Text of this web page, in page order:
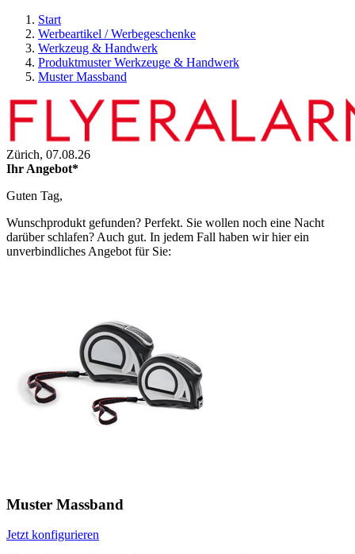
Start
Werbeartikel / Werbegeschenke
Werkzeug & Handwerk
Produktmuster Werkzeuge & Handwerk
Muster Massband
Zürich, 07.08.26
Ihr Angebot*
Guten Tag,
Wunschprodukt gefunden? Perfekt. Sie wollen noch eine Nacht
darüber schlafen? Auch gut. In jedem Fall haben wir hier ein
unverbindliches Angebot für Sie:
Muster Massband
Jetzt konfigurieren